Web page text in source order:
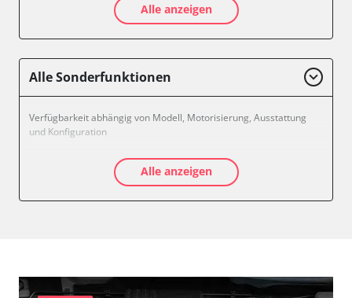
Alle anzeigen
Alle Sonderfunktionen
Verfügbarkeit abhängig von Modell, Motorisierung, Ausstattung
und Konfiguration
Alle anzeigen